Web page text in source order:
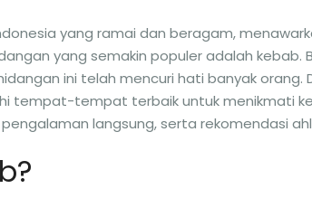
yang ramai dan beragam,
yang semakin populer adalah kebab.
ini telah mencuri hati banyak orang.
tempat-tempat terbaik untuk menikmati
langsung, serta rekomendasi